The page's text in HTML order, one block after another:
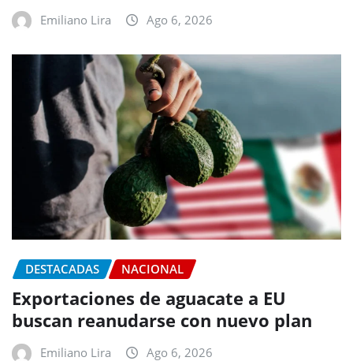
Emiliano Lira Ago 6, 2026
DESTACADAS NACIONAL
Exportaciones de aguacate a EU
buscan reanudarse con nuevo plan
Emiliano Lira Ago 6, 2026